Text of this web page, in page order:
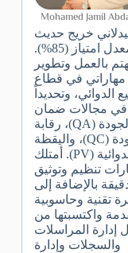
Mohamed Jamil
خريج حديث
بمعدل امتياز (85%).
بالعمل وتطوير
مهاراتي في قطاع
الدوائي، وتحديداً
في مجالات ضمان
الجودة (QA)، رقابة
الجودة (QC)، واليقظة
الدوائية (PV). أمتلك
تنظيم وتوثيق
بالإضافة إلى
تقنية وحاسوبية
واكتسبتها من
إدارة المراسلات
والسجلات وإدارة